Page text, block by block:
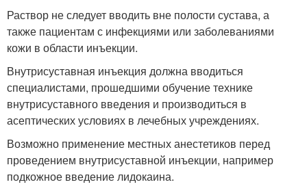
Раствор не следует вводить вне полости сустава, а
также пациентам с инфекциями или заболеваниями
кожи в области инъекции.
Внутрисуставная инъекция должна вводиться
специалистами, прошедшими обучение технике
внутрисуставного введения и производиться в
асептических условиях в лечебных учреждениях.
Возможно применение местных анестетиков перед
проведением внутрисуставной инъекции, например
подкожное введение лидокаина.